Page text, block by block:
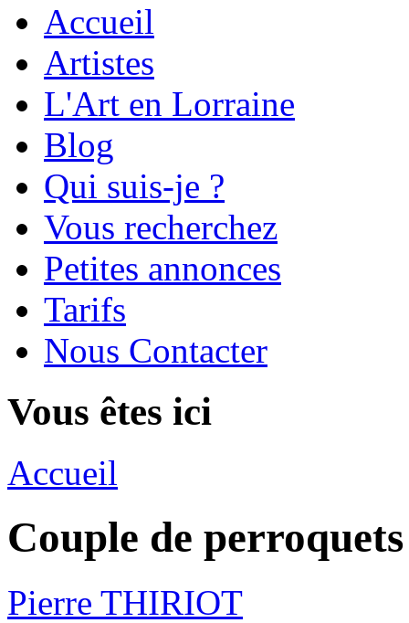
Accueil
Artistes
L'Art en Lorraine
Blog
Qui suis-je ?
Vous recherchez
Petites annonces
Tarifs
Nous Contacter
Vous êtes ici
Accueil
Couple de
Pierre THIRIOT